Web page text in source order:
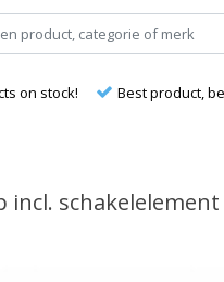
on stock! Best product,
incl. schakelelement